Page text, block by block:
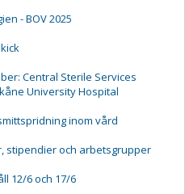
- BOV 2025
Central Sterile Services
University Hospital
inom vård
stipendier och arbetsgrupper
12/6 och 17/6